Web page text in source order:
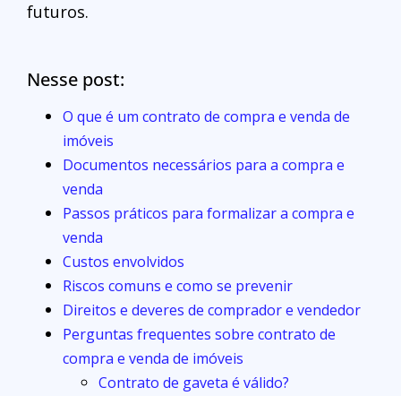
futuros.
Nesse post:
O que é um contrato de compra e venda de
imóveis
Documentos necessários para a compra e
venda
Passos práticos para formalizar a compra e
venda
Custos envolvidos
Riscos comuns e como se prevenir
Direitos e deveres de comprador e vendedor
Perguntas frequentes sobre contrato de
compra e venda de imóveis
Contrato de gaveta é válido?